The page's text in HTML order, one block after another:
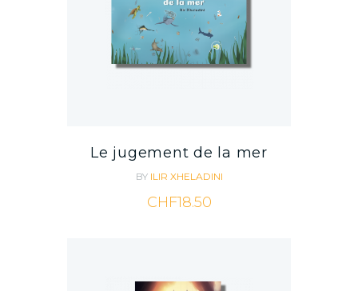
Le jugement de la mer
BY ILIR XHELADINI
CHF18.50